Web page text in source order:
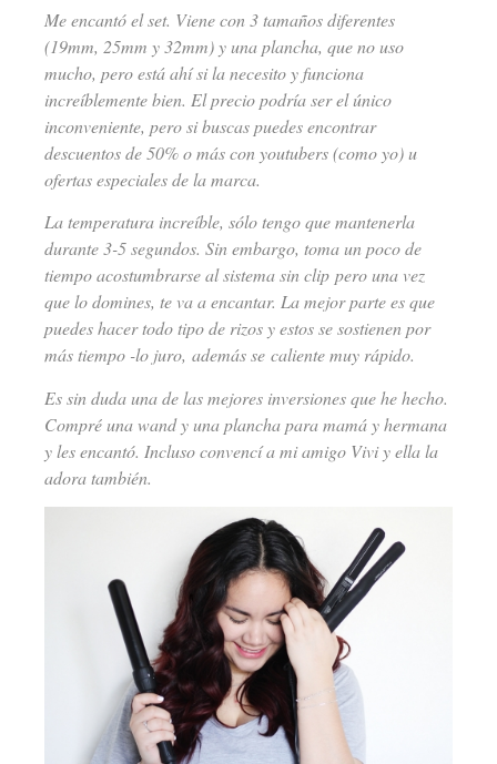
Me encantó el set. Viene con 3 tamaños diferentes
(19mm, 25mm y 32mm) y una plancha, que no uso
mucho, pero está ahí si la necesito y funciona
increíblemente bien. El precio podría ser el único
inconveniente, pero si buscas puedes encontrar
descuentos de 50% o más con youtubers (como yo) u
ofertas especiales de la marca.
La temperatura increíble, sólo tengo que mantenerla
durante 3-5 segundos. Sin embargo, toma un poco de
tiempo acostumbrarse al sistema sin clip pero una vez
que lo domines, te va a encantar. La mejor parte es que
puedes hacer todo tipo de rizos y estos se sostienen por
más tiempo -lo juro, además se caliente muy rápido.
Es sin duda una de las mejores inversiones que he hecho.
Compré una wand y una plancha para mamá y hermana
y les encantó. Incluso convencí a mi amigo Vivi y ella la
adora también.